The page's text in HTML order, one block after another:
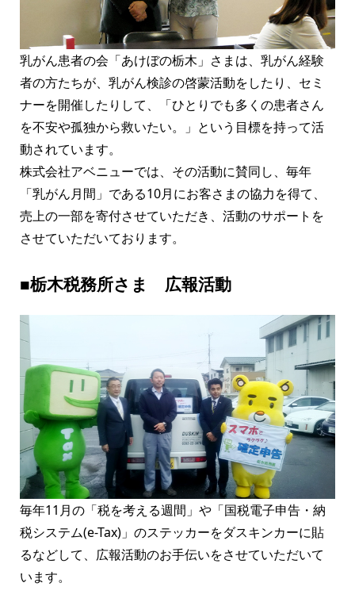
乳がん患者の会「あけぼの栃木」さまは、乳がん経験
者の方たちが、乳がん検診の啓蒙活動をしたり、セミ
ナーを開催したりして、「ひとりでも多くの患者さん
を不安や孤独から救いたい。」という目標を持って活
動されています。
株式会社アベニューでは、その活動に賛同し、毎年
「乳がん月間」である10月にお客さまの協力を得て、
売上の一部を寄付させていただき、活動のサポートを
させていただいております。
■栃木税務所さま 広報活動
毎年11月の「税を考える週間」や「国税電子申告・納
税システム(e-Tax)」のステッカーをダスキンカーに貼
るなどして、広報活動のお手伝いをさせていただいて
います。